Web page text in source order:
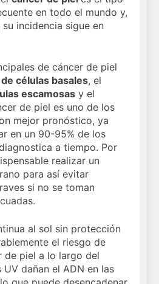
estratégica y
modernización
para el SNS
bienestar
muscular del
deportista
primer análisis
nacional sobre la
situación de las TCAE
2 Semanas Atrás
en todo el mundo y,
incidencia sigue en
de cáncer de piel
células basales, el
escamosas y el
de piel es uno de los
mejor pronóstico, ya
en un 90-95% de los
a tiempo. Por
realizar un
para así evitar
si no se toman
al sol sin protección
el riesgo de
de piel a lo largo del
dañan el ADN en las